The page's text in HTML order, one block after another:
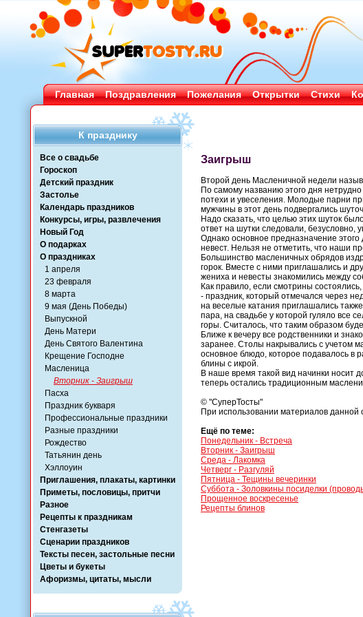
Главная Поздравления Пожелания Открытки Стихи
К празднику
Все о свадьбе
Гороскоп
Детский праздник
Застолье
Календарь праздников
Конкурсы, игры, развлечения
Новый Год
О подарках
О праздниках
1 апреля
23 февраля
8 марта
9 мая (День Победы)
Выпускной
День Матери
День Святого Валентина
Крещение Господне
Масленица
Вторник - Заигрыш
Пасха
Праздник букваря
Профессиональные праздники
Разные праздники
Рождество
Татьянин день
Хэллоуин
Приглашения, плакаты, картинки
Приметы, пословицы, притчи
Разное
Рецепты к праздникам
Стенгазеты
Сценарии праздников
Тексты песен, застольные песни
Цветы и букеты
Афоризмы, цитаты, мысли
Заигрыш
Второй день Масленичной недели
По самому названию этого дня
потехи и увеселения. Молодые парни
мужчины в этот день подвергались
Надо сказать, что целью этих шуток
ответ на шутки следовали,
Однако основное предназначение
невест. Нельзя не отметить, что наши
Большинство масленичных обрядов
горок. Вместе с ними приглашались и
жениха и невесты знакомились между
Как правило, если смотрины
- праздник, который отмечался через
на веселые катания приглашались
пара, на свадьбе у которой гуляло все
горы. Считалось, что таким образом
Ближе к вечеру все родственники и
заранее. Столы накрывались с учетом
основное блюдо, которое подавалось
блины с икрой.
В наше время такой вид начинки носит
теперь остались традиционным
© "СуперТосты"
При использовании материалов данной
Ещё по теме:
Понедельник - Встреча
Вторник - Заигрыш
Среда - Лакомка
Четверг - Разгуляй
Пятница - Тещины вечеринки
Суббота - Золовкины посиделки
Прощенное воскресенье
Рецепты блинов